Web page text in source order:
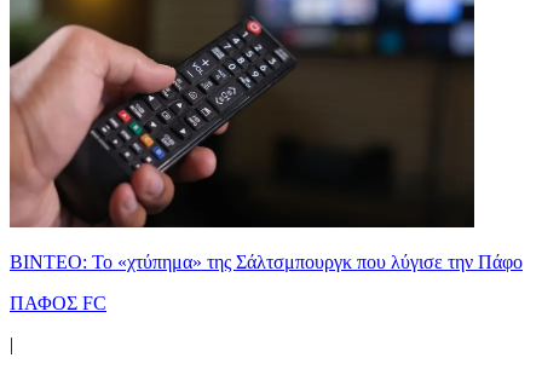
ΒΙΝΤΕΟ: Το «χτύπημα» της Σάλτσμπουργκ που λύγισε την Πάφο
ΠΑΦΟΣ FC
|